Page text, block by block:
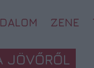
ZENE
JÖVŐRŐL